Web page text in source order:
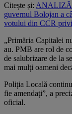
Citește și: ANALIZĂ
guvernul Bolojan a
votului din CCR
„Primăria Capitalei
au. PMB are rol de
de salubrizare de la
mai mulți oameni
Poliția Locală
fie amendați”, a
oficial.